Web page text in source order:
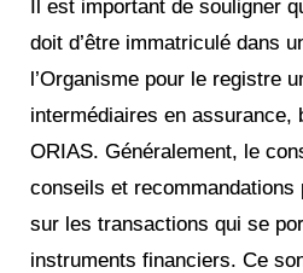
Il est important de souligner
doit d’être immatriculé dans
l’Organisme pour le registre
intermédiaires en assurance,
ORIAS. Généralement, le
conseils et
sur les transactions qui se
instruments financiers. Ce